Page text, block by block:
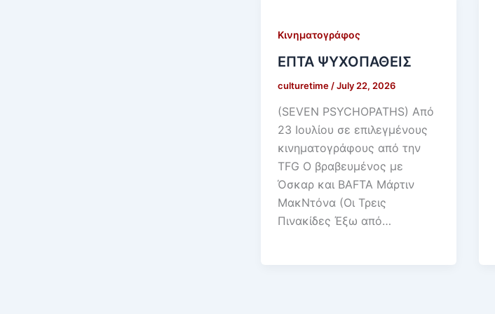
Κινηματογράφος
ΕΠΤΑ ΨΥΧΟΠΑΘΕΙΣ
culturetime /July 22, 2026
(SEVEN PSYCHOPATHS) Από
23 Ιουλίου σε επιλεγμένους
κινηματογράφους από την
TFG Ο βραβευμένος με
Όσκαρ και BAFTA Μάρτιν
ΜακΝτόνα (Οι Τρεις
Πινακίδες Έξω από…